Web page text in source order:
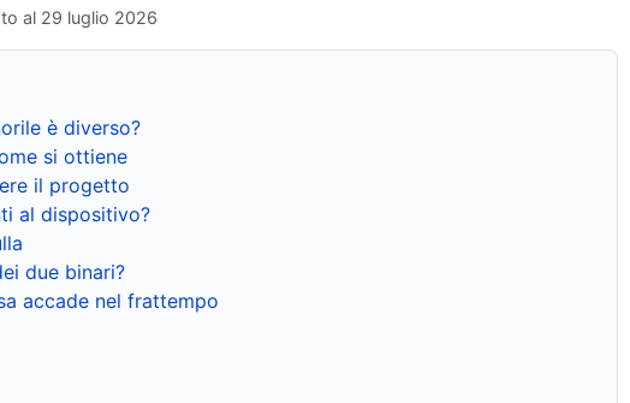
al 29 luglio 2026
è diverso?
si ottiene
il progetto
al dispositivo?
due binari?
accade nel frattempo